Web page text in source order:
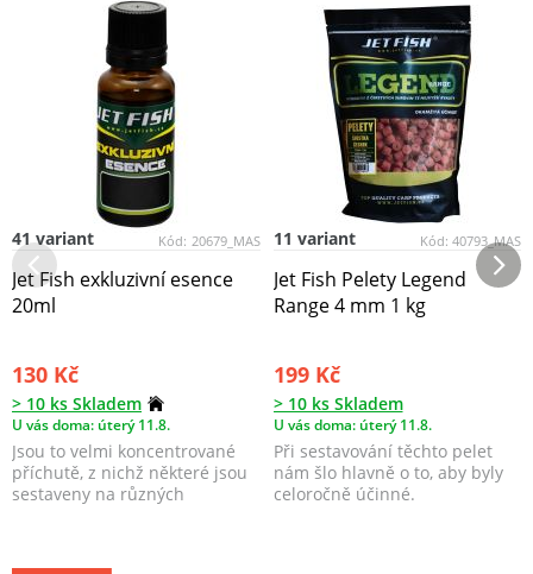
Kód: 20679_MAS
41 variant
Jet Fish exkluzivní esence
20ml
130 Kč
> 10 ks Skladem
U vás doma: úterý 11.8.
Jsou to velmi koncentrované
příchutě, z nichž některé jsou
sestaveny na různých
Kód: 40793_MAS
11 variant
Jet Fish Pelety Legend
Range 4 mm 1 kg
199 Kč
> 10 ks Skladem
U vás doma: úterý 11.8.
Při sestavování těchto pelet
nám šlo hlavně o to, aby byly
celoročně účinné.